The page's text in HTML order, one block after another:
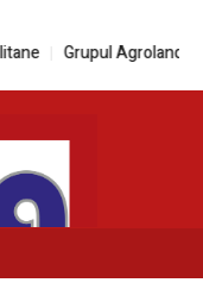
Grupul Agroland